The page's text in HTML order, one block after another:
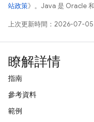
站政策》。Java 是 Oracle
上次更新時間：2026-07-05
瞭解詳情
指南
參考資料
範例